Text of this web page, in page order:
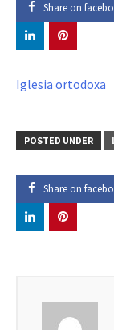
Share on
Iglesia ortodoxa
POSTED UNDER
Share on